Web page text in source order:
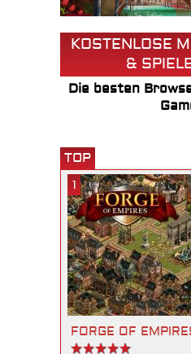
KOSTENLOSE
&
Die besten
TOP
1
FORGE OF